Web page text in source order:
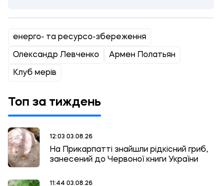
енерго- та ресурсо-збереження
Олександр Левченко Армен Полатьян
Клуб мерів
Топ за тиждень
12:03 03.08.26
На Прикарпатті знайшли рідкісний гриб,
занесений до Червоної книги України
11:44 03.08.26